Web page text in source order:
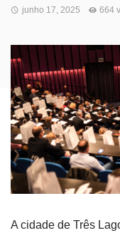
junho 17, 2025 664
A cidade de Três